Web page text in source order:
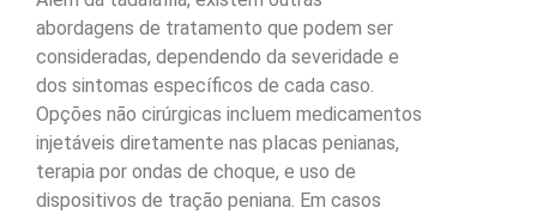
abordagens de tratamento que podem ser
consideradas, dependendo da severidade e
dos sintomas específicos de cada caso.
Opções não cirúrgicas incluem medicamentos
injetáveis diretamente nas placas penianas,
terapia por ondas de choque, e uso de
dispositivos de tração peniana. Em casos